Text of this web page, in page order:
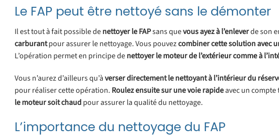
Le FAP peut être nettoyé sans le démonter
Il est tout à fait possible denettoyer le FAPsans quevous ayez à l’enleverde son
carburantpour assurer le nettoyage. Vous pouvezcombiner cette solution avec
L’opération permet en principe denettoyer le moteur de l’extérieurcomme à
Vous n’aurez d’ailleurs qu’àverserdirectementlenettoyantà l’intérieur du
pour réaliser cette opération. Roulezensuite sur une voie rapideavec un compte
le moteur soit chaudpour assurer la qualité du nettoyage.
L’importance du nettoyage du FAP